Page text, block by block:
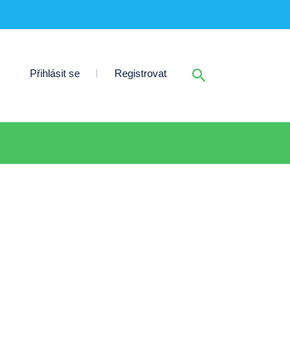
Přihlásit se Registrovat